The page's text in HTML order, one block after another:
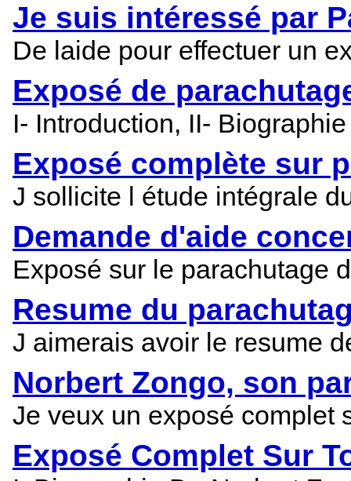
Je suis intéressé par
De laide pour effectuer un
Exposé de
I- Introduction, II-
Exposé complète sur
J sollicite l étude intégrale
Demande d'aide
Exposé sur le parachutage
Resume du
J aimerais avoir le resume
Norbert Zongo, son
Je veux un exposé complet
Exposé Complet Sur